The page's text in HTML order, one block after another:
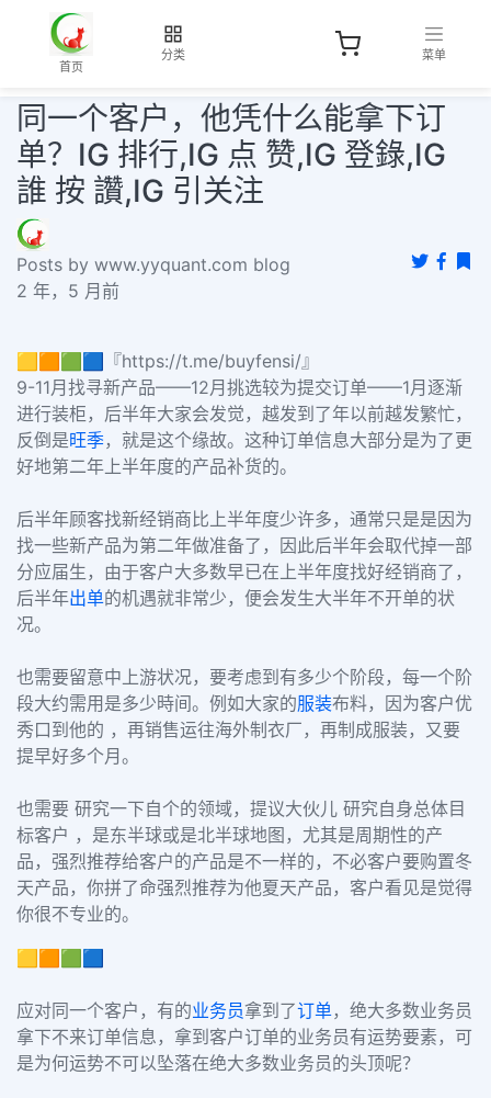
首页
分类 菜单
同一个客户，他凭什么能拿下订
单？IG 排行,IG 点 赞,IG 登錄,IG
誰 按 讚,IG 引关注
Posts by www.yyquant.com blog
2 年，5 月前
🟨🟧🟩🟦『https://t.me/buyfensi/』
9-11月找寻新产品——12月挑选较为提交订单——1月逐渐
进行装柜，后半年大家会发觉，越发到了年以前越发繁忙，
反倒是旺季，就是这个缘故。这种订单信息大部分是为了更
好地第二年上半年度的产品补货的。
后半年顾客找新经销商比上半年度少许多，通常只是是因为
找一些新产品为第二年做准备了，因此后半年会取代掉一部
分应届生，由于客户大多数早已在上半年度找好经销商了，
后半年出单的机遇就非常少，便会发生大半年不开单的状
况。
也需要留意中上游状况，要考虑到有多少个阶段，每一个阶
段大约需用是多少時间。 例如大家的服装布料，因为客户优
秀口到他的 ，再销售运往海外制衣厂，再制成服装，又要
提早好多个月。
也需要 研究一下自个的领域，提议大伙儿 研究自身总体目
标客户 ，是东半球或是北半球地图，尤其是周期性的产
品，强烈推荐给客户的产品是不一样的， 不必客户要购置冬
天产品，你拼了命强烈推荐为他夏天产品，客户看见是觉得
你很不专业的。
🟨🟧🟩🟦
应对同一个客户，有的业务员拿到了订单，绝大多数业务员
拿下不来订单信息，拿到客户订单的业务员有运势要素，可
是为何运势不可以坠落在绝大多数业务员的头顶呢？